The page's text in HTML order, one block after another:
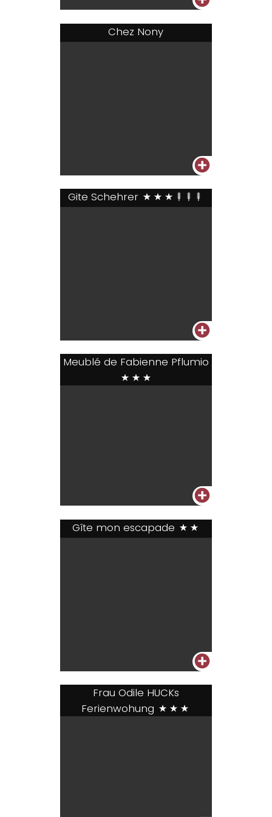
Chez Nony
+
Gite Schehrer ***+++
+
Meublé de Fabienne Pflumio
***
+
Gîte mon escapade **
+
Frau Odile HUCKs
Ferienwohung ***